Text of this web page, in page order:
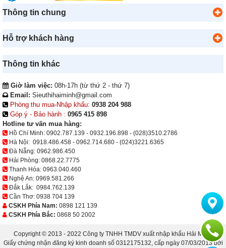
Thông tin chung
Hỗ trợ khách hàng
Thông tin khác
Giờ làm việc: 08h-17h (từ thứ 2 - thứ 7)
Email: Sieuthihaiminh@gmail.com
Phòng thu mua-Nhập khẩu: 0938 204 988
Góp ý - Bảo hành : 0965 415 898
Hotline tư vấn mua hàng:
Hồ Chí Minh: 0902.787.139 - 0932.196.898 - (028)3510.2786
Hà Nội: 0918.486.458 - 0962.714.680 - (024)3221.6365
Đà Nẵng: 0962.986.450
Hải Phòng: 0868.22.7775
Thanh Hóa: 0963.040.460
Nghệ An: 0969.581.266
Đắk Lắk: 0984.762.139
Cần Thơ: 0938 704 139
CSKH Phía Nam: 0898 121 139
CSKH Phía Bắc: 0868 50 2002
Copyright © 2013 - 2022 Công ty TNHH TMDV xuất nhập khẩu Hải Minh.
Giấy chứng nhận đăng ký kinh doanh số 0312175132, cấp ngày 07/03/2013 bởi